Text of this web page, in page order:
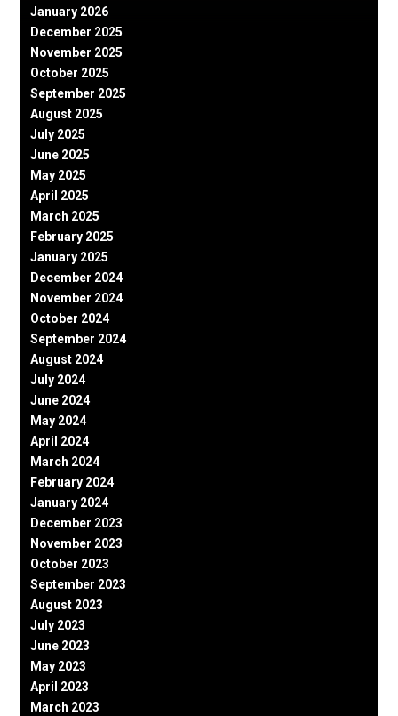
January 2026
December 2025
November 2025
October 2025
September 2025
August 2025
July 2025
June 2025
May 2025
April 2025
March 2025
February 2025
January 2025
December 2024
November 2024
October 2024
September 2024
August 2024
July 2024
June 2024
May 2024
April 2024
March 2024
February 2024
January 2024
December 2023
November 2023
October 2023
September 2023
August 2023
July 2023
June 2023
May 2023
April 2023
March 2023